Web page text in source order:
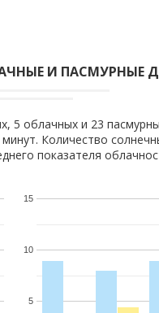
И ПАСМУРНЫЕ
5 облачных и 23
Количество
показателя
5
10
15